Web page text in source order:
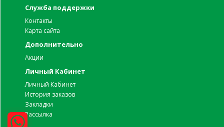
Служба поддержки
Контакты
Карта сайта
Дополнительно
Акции
Личный Кабинет
Личный Кабинет
История заказов
Закладки
Рассылка